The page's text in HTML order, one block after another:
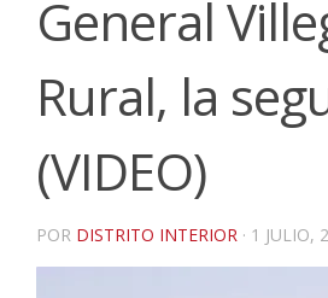
General
Rural, la
(VIDEO)
POR DISTRITO INTERIOR · 1 JULIO,